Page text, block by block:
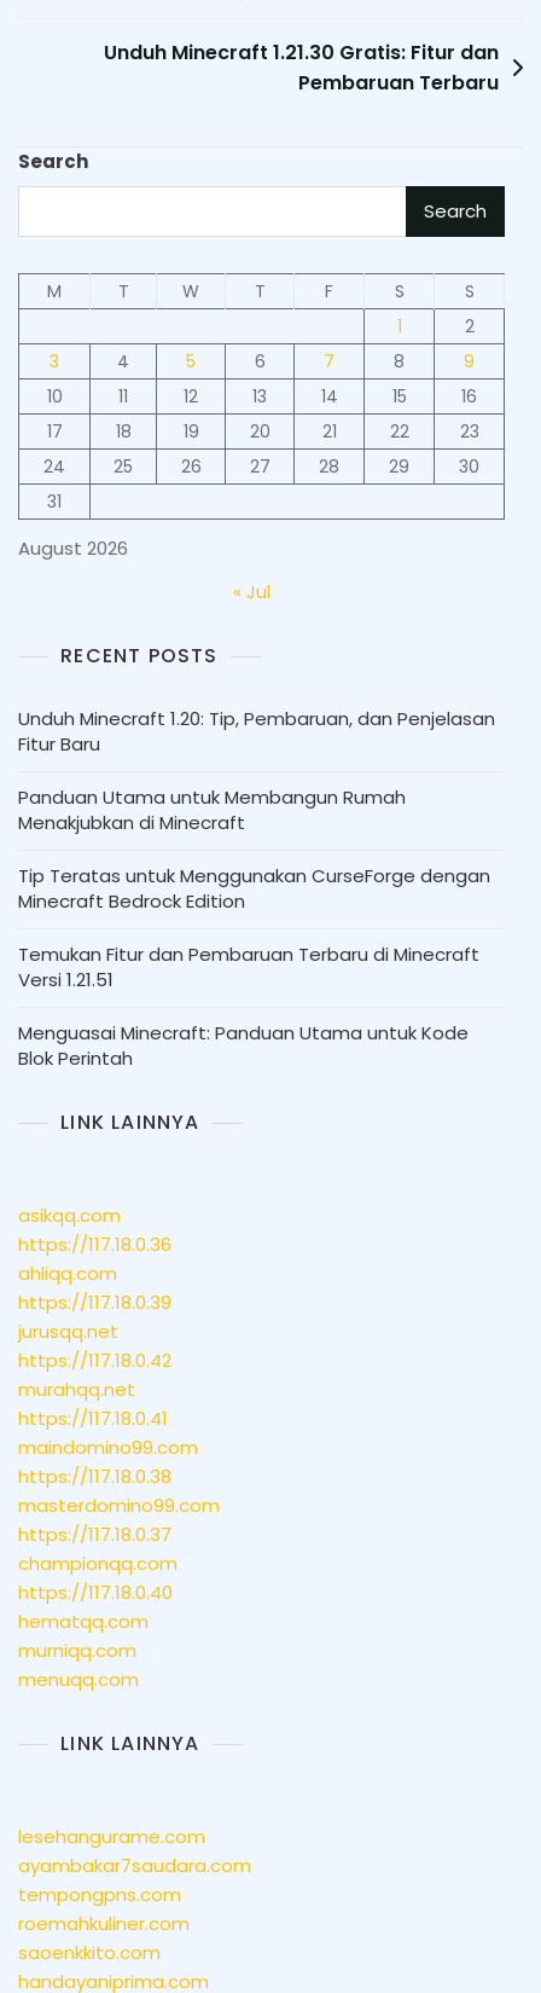
Unduh Minecraft 1.21.30 Gratis: Fitur dan
Pembaruan Terbaru
Search
Search
August 2026
M T W T F S
S
1
2
3
4 5 6 7 8
9
10
11 12 13 14 15
16
17
18 19 20 21 22
23
24
25 26 27 28 29
30
31
« Jul
RECENT POSTS
Unduh Minecraft 1.20: Tip, Pembaruan, dan Penjelasan
Fitur Baru
Panduan Utama untuk Membangun Rumah
Menakjubkan di Minecraft
Tip Teratas untuk Menggunakan CurseForge dengan
Minecraft Bedrock Edition
Temukan Fitur dan Pembaruan Terbaru di Minecraft
Versi 1.21.51
Menguasai Minecraft: Panduan Utama untuk Kode
Blok Perintah
LINK LAINNYA
asikqq.com
https://117.18.0.36
ahliqq.com
https://117.18.0.39
jurusqq.net
https://117.18.0.42
murahqq.net
https://117.18.0.41
maindomino99.com
https://117.18.0.38
masterdomino99.com
https://117.18.0.37
championqq.com
https://117.18.0.40
hematqq.com
murniqq.com
menuqq.com
LINK LAINNYA
lesehangurame.com
ayambakar7saudara.com
tempongpns.com
roemahkuliner.com
saoenkkito.com
handayaniprima.com